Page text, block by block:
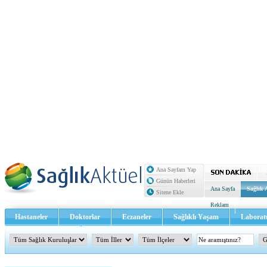
Ana Sayfam Yap
Günün Haberleri
Sitene Ekle
Ana Sayfa Sağlık
Reklam
Hastaneler Doktorlar Eczaneler Sağlıklı Yaşam
Sağlık TV - Video İletişim